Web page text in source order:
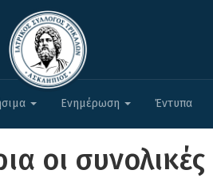
Ενημέρωση Έντυπα
οι